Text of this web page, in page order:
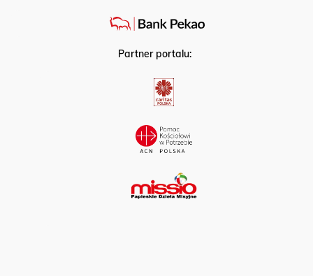
Partner portalu: